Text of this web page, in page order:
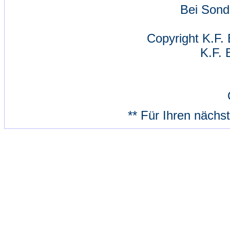
Bei
Copyright
K.F.
** Für Ihren